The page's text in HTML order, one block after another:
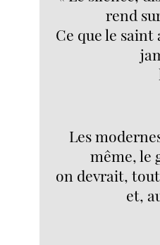
rend
Ce que le saint
Les
même, le
on devrait,
et,